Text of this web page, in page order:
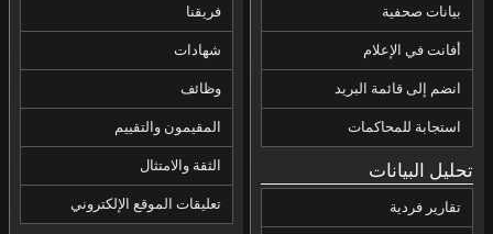
بيانات صحفية
أفانت في الإعلام
انضم إلى قائمة البريد
استجابة للمحاكمات
تحليل البيانات
تقارير فردية
فريقنا
شهادات
وظائف
المقيمون والتقييم
الثقة والامتثال
تعليقات الموقع الإلكتروني